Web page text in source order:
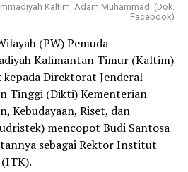
Kaltim, Adam Muhammad. (Dok.
Facebook)
(PW) Pemuda
Kalimantan Timur (Kaltim)
kepada Direktorat Jenderal
Tinggi (Dikti) Kementerian
Kebudayaan, Riset, dan
mencopot Budi Santosa
sebagai Rektor Institut